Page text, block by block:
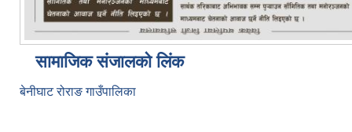
सामाजिक संजालको लिंक
बेनीघाट रोराङ गाउँपालिका